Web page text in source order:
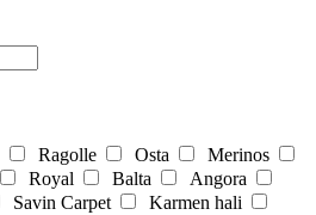
Ragolle Osta
Merinos
Royal Balta
Angora
Savin Carpet
Karmen hali